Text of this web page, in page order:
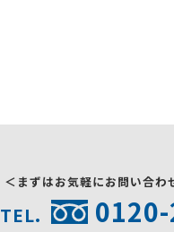
＜まずはお気軽にお問い合わ
TEL.